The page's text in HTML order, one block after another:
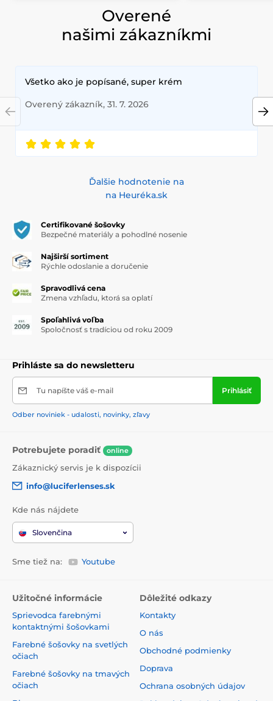
Overené
našimi zákazníkmi
Všetko ako je popísané, super krém
Overený zákazník, 31. 7. 2026
Ďalšie hodnotenie na
na Heuréka.sk
Certifikované šošovky
Bezpečné materiály a pohodlné nosenie
Najširší sortiment
Rýchle odoslanie a doručenie
Spravodlivá cena
Zmena vzhľadu, ktorá sa oplatí
Spoľahlivá voľba
Spoločnosť s tradíciou od roku 2009
Prihláste sa do newsletteru
Tu napíšte váš e-mail Prihlásiť
Odber noviniek - udalosti, novinky, zľavy
Potrebujete poradiť online
Zákaznický servis je k dispozícii
info@luciferlenses.sk
Kde nás nájdete
Slovenčina
Sme tiež na: Youtube
Užitočné informácie
Sprievodca farebnými
kontaktnými šošovkami
Farebné šošovky na svetlých
očiach
Farebné šošovky na tmavých
očiach
Dôležité odkazy
Kontakty
O nás
Obchodné podmienky
Doprava
Ochrana osobných údajov